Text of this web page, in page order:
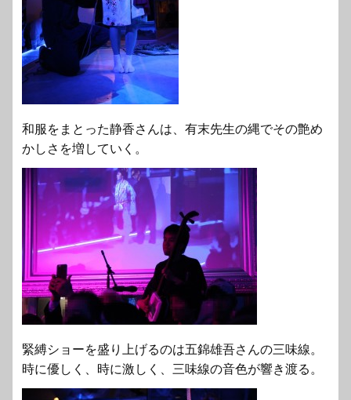
和服をまとった静香さんは、有末先生の縄でその艶め
かしさを増していく。
緊縛ショーを盛り上げるのは五錦雄吾さんの三味線。
時に優しく、時に激しく、三味線の音色が響き渡る。